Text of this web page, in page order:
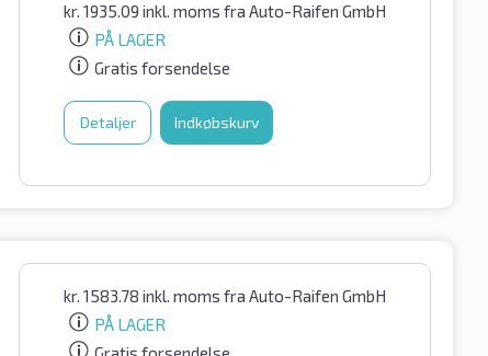
kr. 1935.09 inkl. moms fra Auto-Raifen GmbH
PÅ LAGER
Gratis forsendelse
Detaljer Indkøbskurv
kr. 1583.78 inkl. moms fra Auto-Raifen GmbH
PÅ LAGER